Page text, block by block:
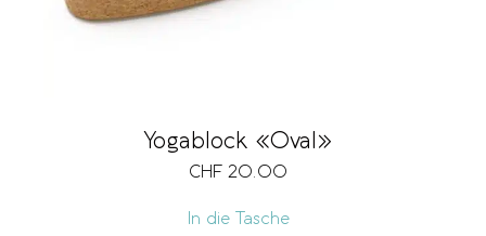
Yogablock «Oval»
CHF 20.00
In die Tasche